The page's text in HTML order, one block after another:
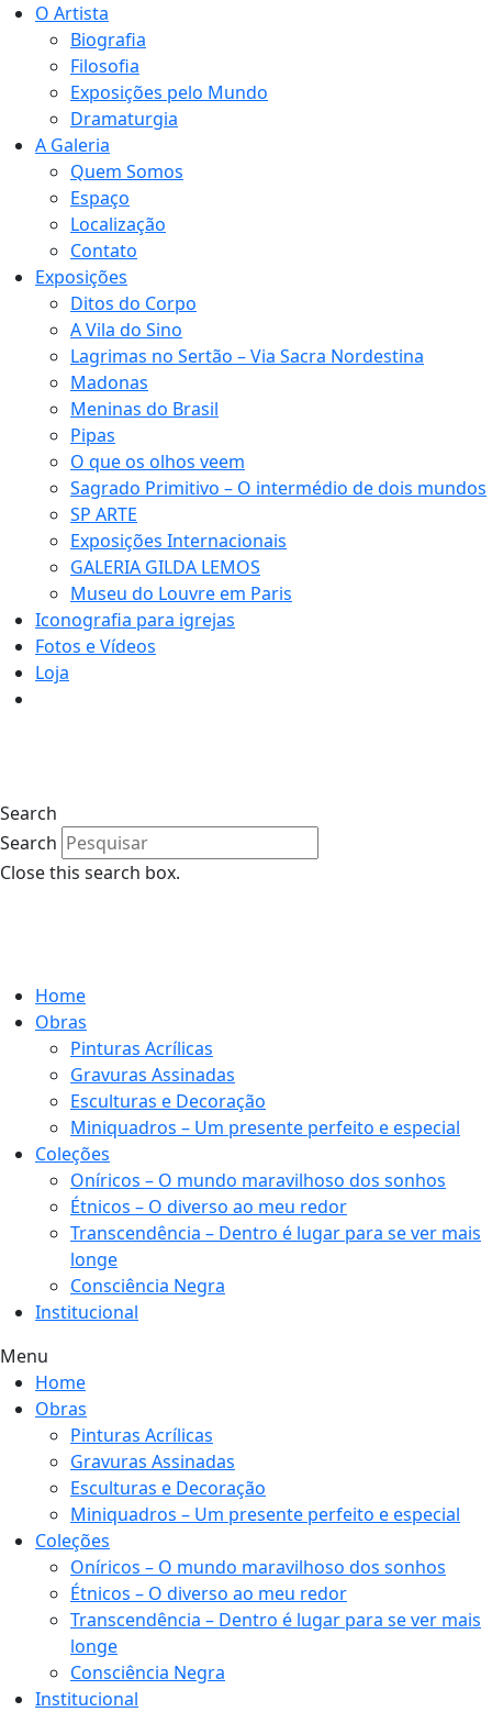
O Artista
Biografia
Filosofia
Exposições pelo Mundo
Dramaturgia
A Galeria
Quem Somos
Espaço
Localização
Contato
Exposições
Ditos do Corpo
A Vila do Sino
Lagrimas no Sertão – Via Sacra Nordestina
Madonas
Meninas do Brasil
Pipas
O que os olhos veem
Sagrado Primitivo – O intermédio de dois mundos
SP ARTE
Exposições Internacionais
GALERIA GILDA LEMOS
Museu do Louvre em Paris
Iconografia para igrejas
Fotos e Vídeos
Loja
Search
Search
Close this search box.
Home
Obras
Pinturas Acrílicas
Gravuras Assinadas
Esculturas e Decoração
Miniquadros – Um presente perfeito e especial
Coleções
Oníricos – O mundo maravilhoso dos sonhos
Étnicos – O diverso ao meu redor
Transcendência – Dentro é lugar para se ver mais
longe
Consciência Negra
Institucional
Menu
Home
Obras
Pinturas Acrílicas
Gravuras Assinadas
Esculturas e Decoração
Miniquadros – Um presente perfeito e especial
Coleções
Oníricos – O mundo maravilhoso dos sonhos
Étnicos – O diverso ao meu redor
Transcendência – Dentro é lugar para se ver mais
longe
Consciência Negra
Institucional